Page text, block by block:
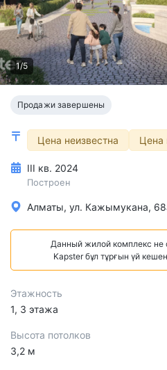
1/5
Продажи завершены
Цена неизвестна Цена
III кв. 2024
Построен
Алматы, ул. Кажымукана,
Данный жилой комплекс не
Kapster бұл тұрғын үй
Этажность
1, 3 этажа
Высота потолков
3,2 м